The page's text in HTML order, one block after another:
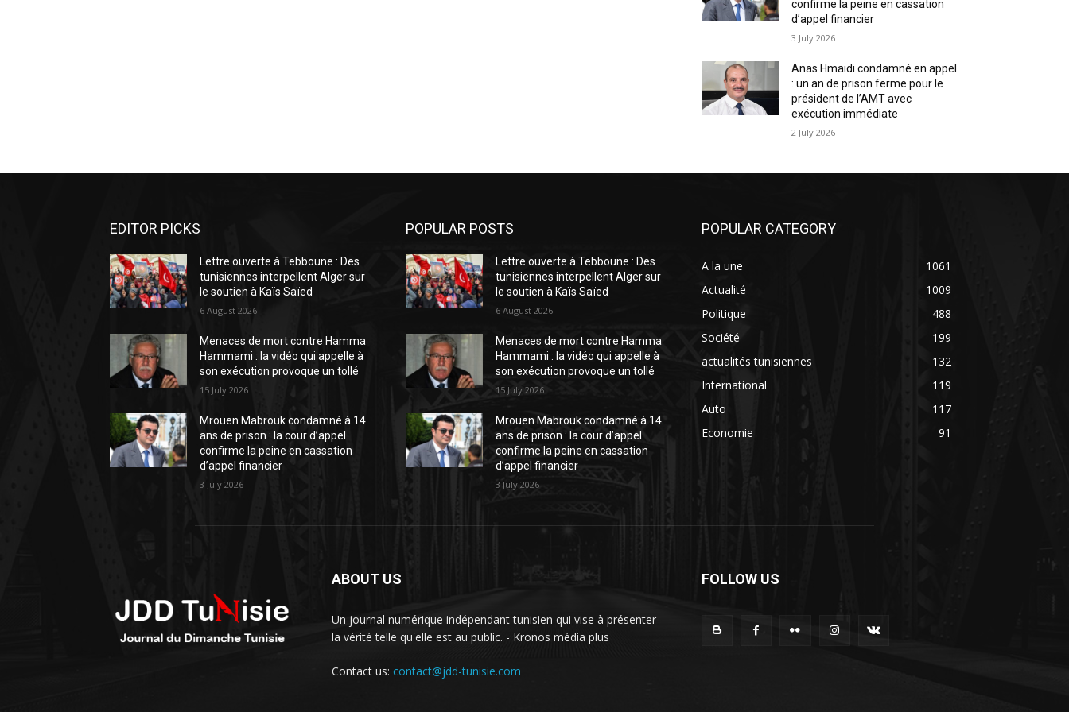
confirme la peine en cassation
d’appel financier
3 July 2026
Anas Hmaidi condamné en appel
: un an de prison ferme pour le
président de l’AMT avec
exécution immédiate
2 July 2026
EDITOR PICKS
Lettre ouverte à Tebboune : Des
tunisiennes interpellent Alger sur
le soutien à Kaïs Saïed
6 August 2026
Menaces de mort contre Hamma
Hammami : la vidéo qui appelle à
son exécution provoque un tollé
15 July 2026
Mrouen Mabrouk condamné à 14
ans de prison : la cour d’appel
confirme la peine en cassation
d’appel financier
3 July 2026
POPULAR POSTS
Lettre ouverte à Tebboune : Des
tunisiennes interpellent Alger sur
le soutien à Kaïs Saïed
6 August 2026
Menaces de mort contre Hamma
Hammami : la vidéo qui appelle à
son exécution provoque un tollé
15 July 2026
Mrouen Mabrouk condamné à 14
ans de prison : la cour d’appel
confirme la peine en cassation
d’appel financier
3 July 2026
POPULAR CATEGORY
A la une
1061
Actualité
1009
Politique
488
Société
199
actualités tunisiennes
132
International
119
Auto
117
Economie
91
ABOUT US
Un journal numérique indépendant tunisien qui vise à présenter
la vérité telle qu'elle est au public. - Kronos média plus
Contact us: contact@jdd-tunisie.com
FOLLOW US